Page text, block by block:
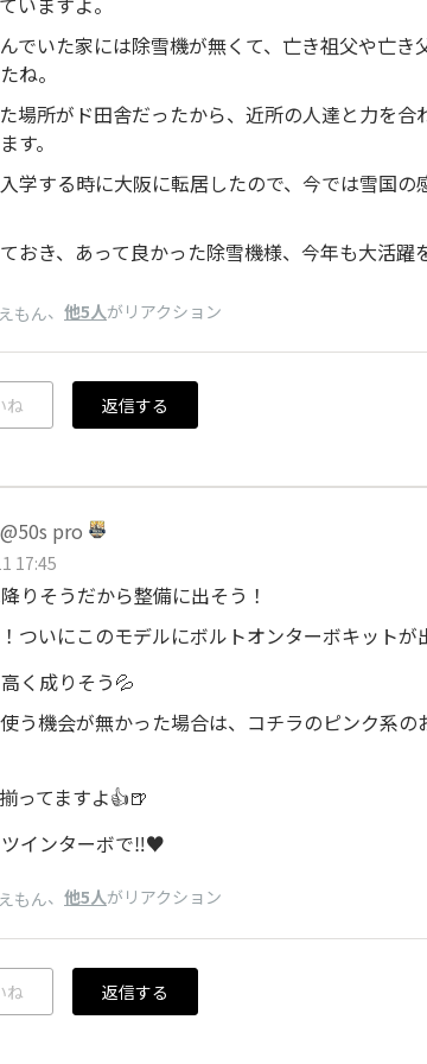
でいた家には除雪機が無くて、亡き祖父や亡き
ね。
場所がド田舎だったから、近所の人達と力を合
す。
学する時に大阪に転居したので、今では雪国
おき、あって良かった除雪機様、今年も大活躍
もん、 他5人がリアクション
ね 返信する
pro
17:45
りそうだから整備に出そう！
ついにこのモデルにボルトオンターボキットが
く成りそう💦
う機会が無かった場合は、コチラのピンク系
ってますよ👍🍺
インターボで‼️♥️
もん、 他5人がリアクション
ね 返信する